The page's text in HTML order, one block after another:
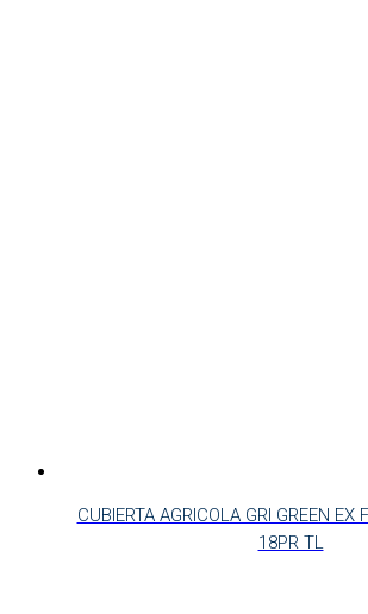
CUBIERTA AGRICOLA GRI GREEN
18PR TL